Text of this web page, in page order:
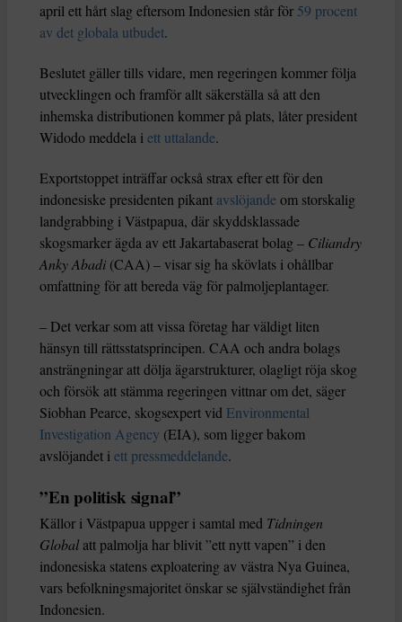
april ett hårt slag eftersom Indonesien står för 59 procent
av det globala utbudet.
Beslutet gäller tills vidare, men regeringen kommer följa
utvecklingen och framför allt säkerställa så att den
inhemska distributionen kommer på plats, låter president
Widodo meddela i ett uttalande.
Exportstoppet inträffar också strax efter ett för den
indonesiske presidenten pikant avslöjande om storskalig
landgrabbing i Västpapua, där skyddsklassade
skogsmarker ägda av ett Jakartabaserat bolag – Ciliandry
Anky Abadi (CAA) – visar sig ha skövlats i ohållbar
omfattning för att bereda väg för palmoljeplantager.
– Det verkar som att vissa företag har väldigt liten
hänsyn till rättsstatsprincipen. CAA och andra bolags
ansträngningar att dölja ägarstrukturer, olagligt röja skog
och försök att stämma regeringen vittnar om det, säger
Siobhan Pearce, skogsexpert vid Environmental
Investigation Agency (EIA), som ligger bakom
avslöjandet i ett pressmeddelande.
”En politisk signal”
Källor i Västpapua uppger i samtal med Tidningen
Globalatt palmolja har blivit ”ett nytt vapen” i den
indonesiska statens exploatering av västra Nya Guinea,
vars befolkningsmajoritet önskar se självständighet från
Indonesien.